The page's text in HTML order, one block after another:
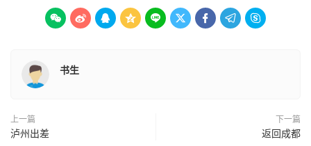
        
书生
上一篇
泸州出差
下一篇
返回成都